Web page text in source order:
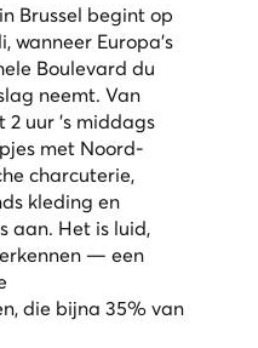
Brussel begint op
wanneer Europa’s
Boulevard du
neemt. Van
2 uur ’s middags
met Noord-
charcuterie,
kleding en
aan. Het is luid,
— een
die bijna 35% van